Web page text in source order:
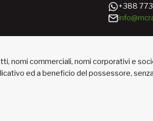
+388
nomi commerciali, nomi corporativi e
ed a beneficio del possessore,